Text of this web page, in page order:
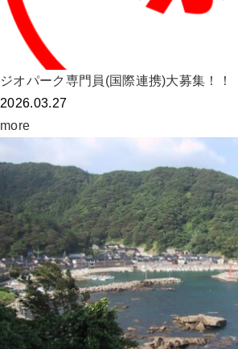
ジオパーク専門員(国際連携)大募集！！
2026.03.27
more